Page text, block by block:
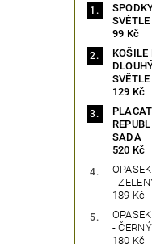
99 Kč
KOŠILE
129 Kč
SADA
520 Kč
-
189 Kč
- ČERNÝ
180 Kč